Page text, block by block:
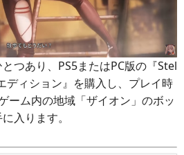
つあり、PS5またはPC版の『Stel
ディション』を購入し、プレイ時
ーム内の地域「ザイオン」のボッ
入ります。